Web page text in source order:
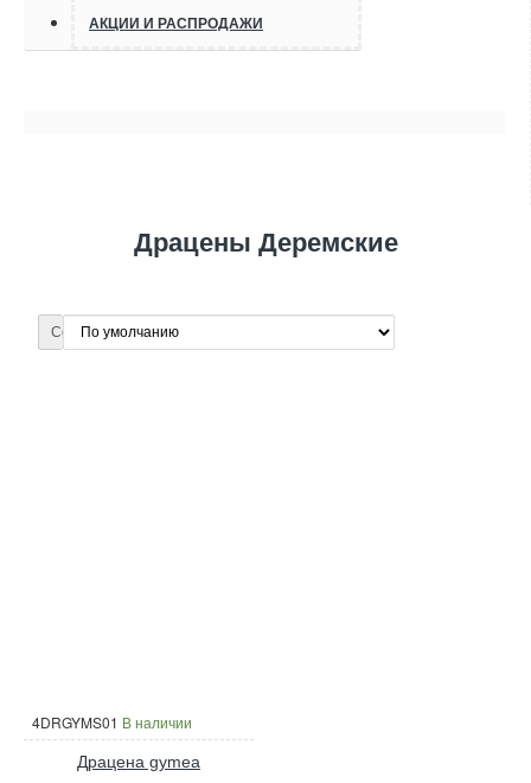
АКЦИИ И РАСПРОДАЖИ
Драцены Деремские
Сортировка:
4DRGYMS01 В наличии
Драцена gymea